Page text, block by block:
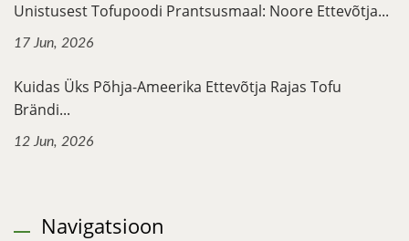
Unistusest Tofupoodi Prantsusmaal: Noore Ettevõtja...
17 Jun, 2026
Kuidas Üks Põhja-Ameerika Ettevõtja Rajas Tofu
Brändi...
12 Jun, 2026
Navigatsioon